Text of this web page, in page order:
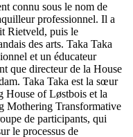
connu sous le nom de
professionnel. Il a
Rietveld, puis le
des arts. Taka Taka
et un éducateur
que directeur de la House
Taka Taka est la sœur
House of Løstbois et la
Mothering Transformative
de participants, qui
le processus de